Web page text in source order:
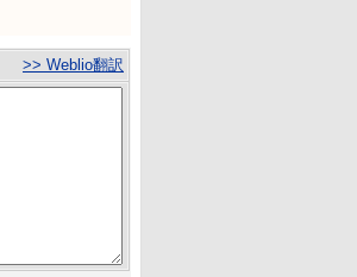
>> Weblio翻訳